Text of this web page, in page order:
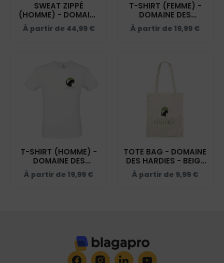
SWEAT ZIPPÉ
(HOMME) - DOMAINE
DES HARDIES - NAVY
- BCU03K
À partir de 44,99 €
T-SHIRT (FEMME) -
DOMAINE DES
HARDIES - BLANC -
BC04T
À partir de 19,99 €
T-SHIRT (HOMME) -
DOMAINE DES
HARDIES - BLANC -
BC03T
À partir de 19,99 €
TOTE BAG - DOMAINE
DES HARDIES - BEIGE
- WM101
À partir de 9,99 €